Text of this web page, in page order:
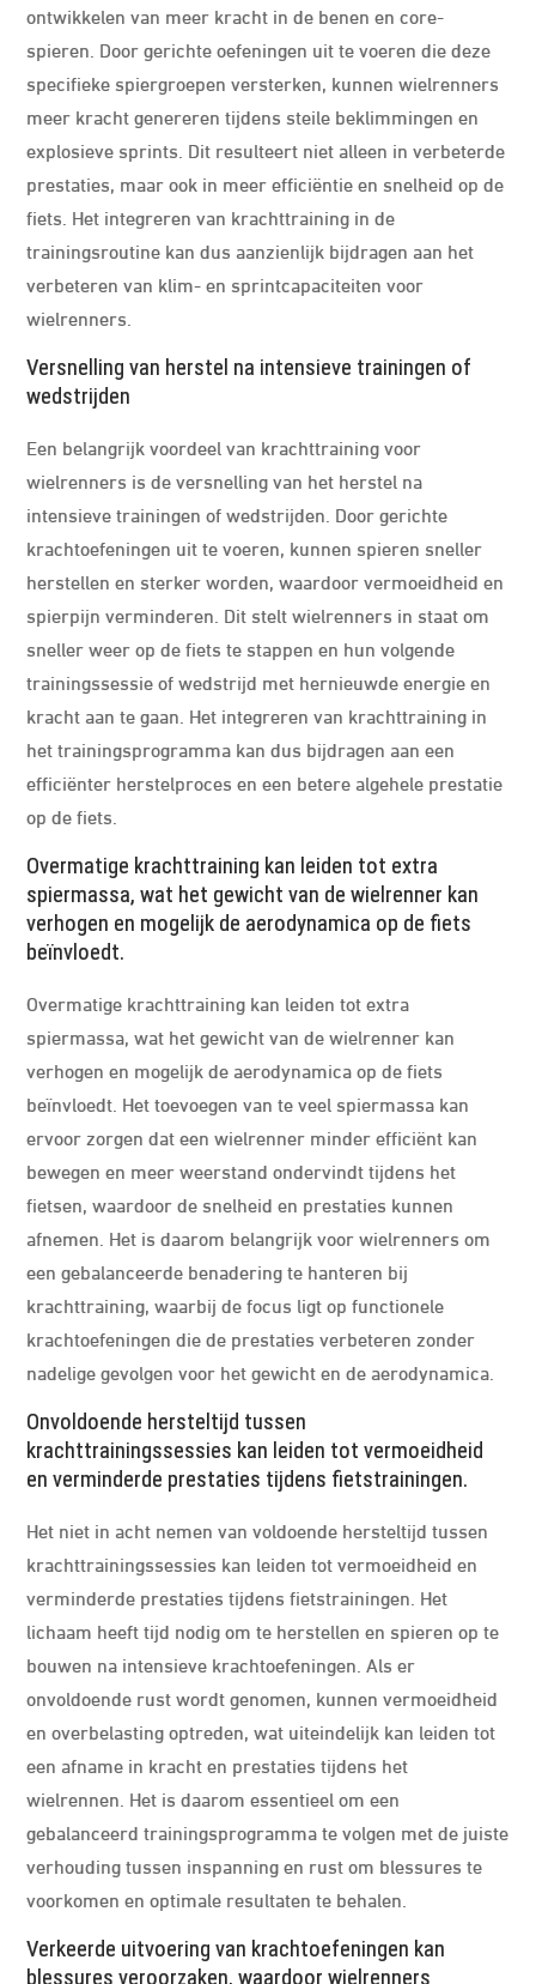
ontwikkelen van meer kracht in de benen en core-
spieren. Door gerichte oefeningen uit te voeren die deze
specifieke spiergroepen versterken, kunnen wielrenners
meer kracht genereren tijdens steile beklimmingen en
explosieve sprints. Dit resulteert niet alleen in verbeterde
prestaties, maar ook in meer efficiëntie en snelheid op de
fiets. Het integreren van krachttraining in de
trainingsroutine kan dus aanzienlijk bijdragen aan het
verbeteren van klim- en sprintcapaciteiten voor
wielrenners.
Versnelling van herstel na intensieve trainingen of
wedstrijden
Een belangrijk voordeel van krachttraining voor
wielrenners is de versnelling van het herstel na
intensieve trainingen of wedstrijden. Door gerichte
krachtoefeningen uit te voeren, kunnen spieren sneller
herstellen en sterker worden, waardoor vermoeidheid en
spierpijn verminderen. Dit stelt wielrenners in staat om
sneller weer op de fiets te stappen en hun volgende
trainingssessie of wedstrijd met hernieuwde energie en
kracht aan te gaan. Het integreren van krachttraining in
het trainingsprogramma kan dus bijdragen aan een
efficiënter herstelproces en een betere algehele prestatie
op de fiets.
Overmatige krachttraining kan leiden tot extra
spiermassa, wat het gewicht van de wielrenner kan
verhogen en mogelijk de aerodynamica op de fiets
beïnvloedt.
Overmatige krachttraining kan leiden tot extra
spiermassa, wat het gewicht van de wielrenner kan
verhogen en mogelijk de aerodynamica op de fiets
beïnvloedt. Het toevoegen van te veel spiermassa kan
ervoor zorgen dat een wielrenner minder efficiënt kan
bewegen en meer weerstand ondervindt tijdens het
fietsen, waardoor de snelheid en prestaties kunnen
afnemen. Het is daarom belangrijk voor wielrenners om
een gebalanceerde benadering te hanteren bij
krachttraining, waarbij de focus ligt op functionele
krachtoefeningen die de prestaties verbeteren zonder
nadelige gevolgen voor het gewicht en de aerodynamica.
Onvoldoende hersteltijd tussen
krachttrainingssessies kan leiden tot vermoeidheid
en verminderde prestaties tijdens fietstrainingen.
Het niet in acht nemen van voldoende hersteltijd tussen
krachttrainingssessies kan leiden tot vermoeidheid en
verminderde prestaties tijdens fietstrainingen. Het
lichaam heeft tijd nodig om te herstellen en spieren op te
bouwen na intensieve krachtoefeningen. Als er
onvoldoende rust wordt genomen, kunnen vermoeidheid
en overbelasting optreden, wat uiteindelijk kan leiden tot
een afname in kracht en prestaties tijdens het
wielrennen. Het is daarom essentieel om een
gebalanceerd trainingsprogramma te volgen met de juiste
verhouding tussen inspanning en rust om blessures te
voorkomen en optimale resultaten te behalen.
Verkeerde uitvoering van krachtoefeningen kan
blessures veroorzaken, waardoor wielrenners